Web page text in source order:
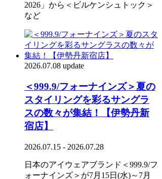
2026」から＜ビルケンシュトック＞
など
2026.07.08 update
＜999.9/フォーナインズ＞夏の
スタイリングを彩るサングラ
スの数々が集結！【伊勢丹新
宿店】
2026.07.15 - 2026.07.28
日本のアイウェアブランド＜999.9/フ
ォーナインズ＞が7月15日(水)～7月